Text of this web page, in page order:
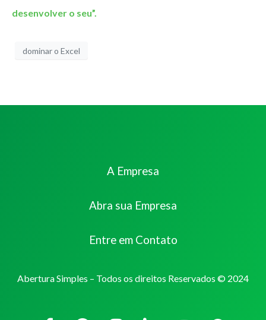
desenvolver o seu”.
dominar o Excel
A Empresa
Abra sua Empresa
Entre em Contato
Abertura Simples – Todos os direitos Reservados © 2024